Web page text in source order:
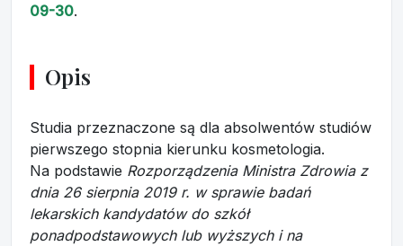
09-30.
Opis
Studia przeznaczone są dla absolwentów studiów
pierwszego stopnia kierunku kosmetologia.
Na podstawie Rozporządzenia Ministra Zdrowia z
dnia 26 sierpnia 2019 r. w sprawie badań
lekarskich kandydatów do szkół
ponadpodstawowych lub wyższych i na